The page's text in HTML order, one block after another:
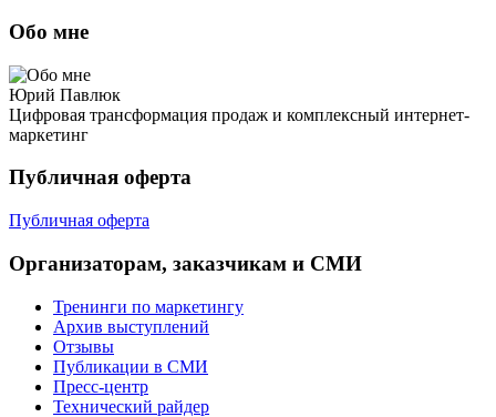
Обо мне
Юрий Павлюк
Цифровая трансформация продаж и комплексный интернет-
маркетинг
Публичная оферта
Публичная оферта
Организаторам, заказчикам и СМИ
Тренинги по маркетингу
Архив выступлений
Отзывы
Публикации в СМИ
Пресс-центр
Технический райдер